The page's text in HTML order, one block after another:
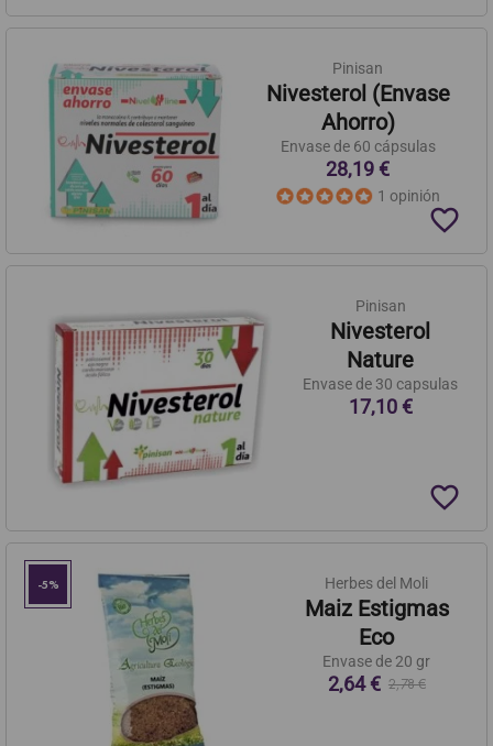
Pinisan
Nivesterol (Envase
Ahorro)
Envase de 60 cápsulas
28,19 €
1 opinión
favorite_border
Pinisan
Nivesterol
Nature
Envase de 30 capsulas
17,10 €
favorite_border
-5% Herbes del Moli
Maiz Estigmas
Eco
Envase de 20 gr
2,64 € 2,78 €